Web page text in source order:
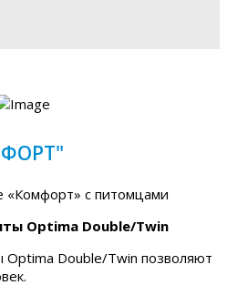
«Комфорт» с питомцами
Optima Double/Twin
Double/Twin позволяют